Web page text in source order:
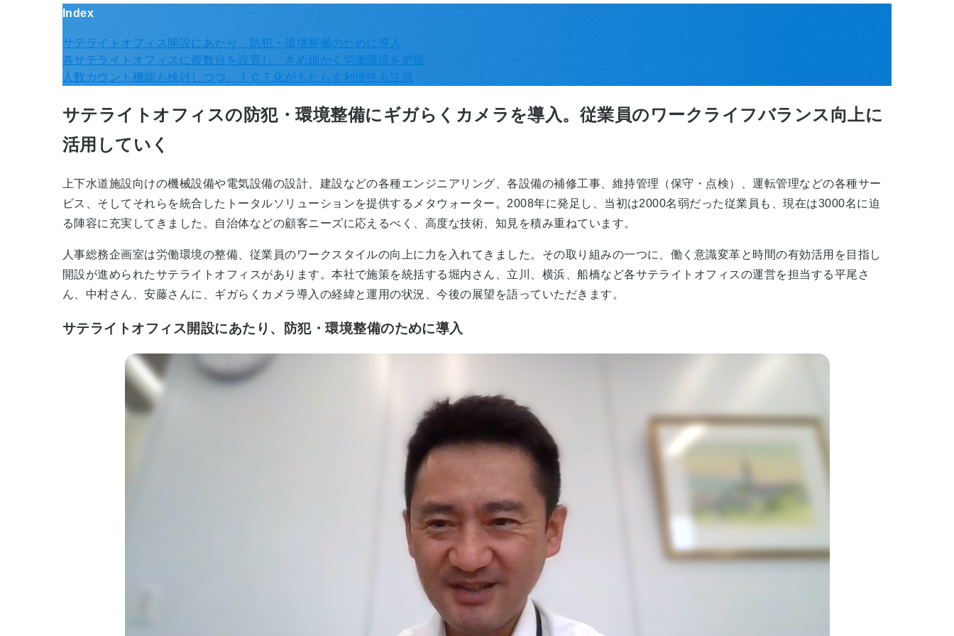
Index
サテライトオフィス開設にあたり、防犯・環境整備のために導入
各サテライトオフィスに複数台を設置し、きめ細かく労働環境を把握
人数カウント機能も検討しつつ、ＩＣＴ化がもたらす利便性も注視
サテライトオフィスの防犯・環境整備にギガらくカメラを導入。従業員のワークライフバランス向上に
活用していく
上下水道施設向けの機械設備や電気設備の設計、建設などの各種エンジニアリング、各設備の補修工事、維持管理（保守・点検）、運転管理などの各種サー
ビス、そしてそれらを統合したトータルソリューションを提供するメタウォーター。2008年に発足し、当初は2000名弱だった従業員も、現在は3000名に迫
る陣容に充実してきました。自治体などの顧客ニーズに応えるべく、高度な技術、知見を積み重ねています。
人事総務企画室は労働環境の整備、従業員のワークスタイルの向上に力を入れてきました。その取り組みの一つに、働く意識変革と時間の有効活用を目指し
開設が進められたサテライトオフィスがあります。本社で施策を統括する堀内さん、立川、横浜、船橋など各サテライトオフィスの運営を担当する平尾さ
ん、中村さん、安藤さんに、ギガらくカメラ導入の経緯と運用の状況、今後の展望を語っていただきます。
サテライトオフィス開設にあたり、防犯・環境整備のために導入